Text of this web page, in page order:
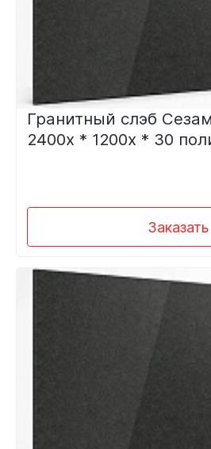
Гранитный слэб
2400х * 1200х * 30
Заказать